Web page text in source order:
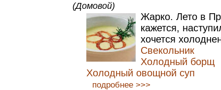
(Домовой)
Жарко. Лето в
кажется,
хочется
Свекольник
Холодный борщ
Холодный овощной суп
подробнее >>>